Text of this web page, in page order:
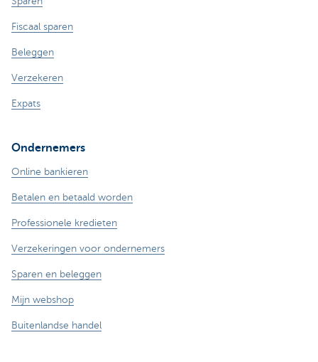
Fiscaal sparen
Beleggen
Verzekeren
Expats
Ondernemers
Online bankieren
Betalen en betaald worden
Professionele kredieten
Verzekeringen voor ondernemers
Sparen en beleggen
Mijn webshop
Buitenlandse handel